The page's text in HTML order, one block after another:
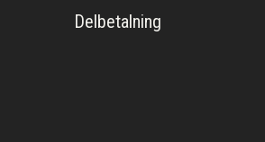
Delbetalning